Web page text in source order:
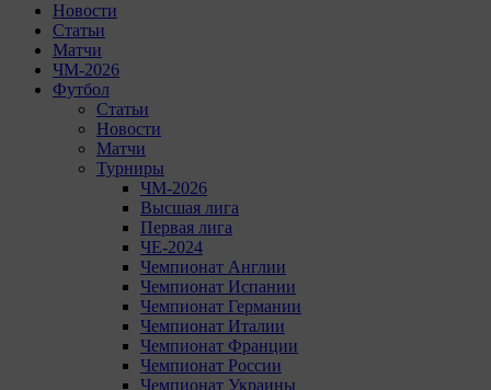
Новости
Статьи
Матчи
ЧМ-2026
Футбол
Статьи
Новости
Матчи
Турниры
ЧМ-2026
Высшая лига
Первая лига
ЧЕ-2024
Чемпионат Англии
Чемпионат Испании
Чемпионат Германии
Чемпионат Италии
Чемпионат Франции
Чемпионат России
Чемпионат Украины